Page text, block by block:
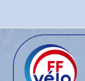
content